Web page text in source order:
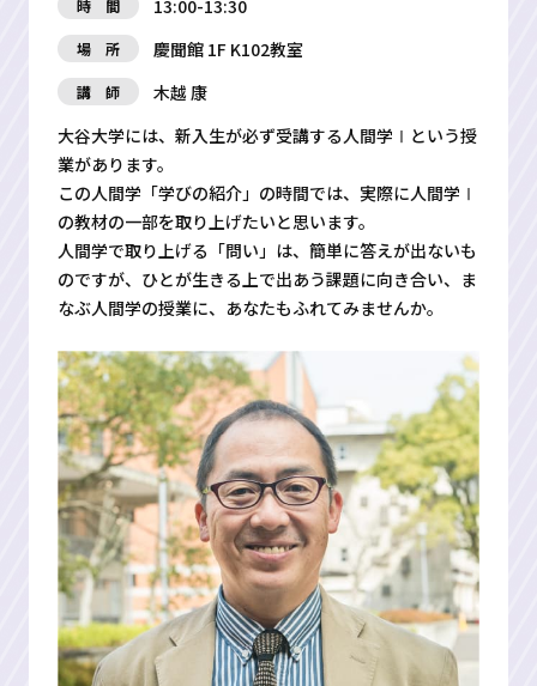
時 間 13:00-13:30
場 所 慶聞館 1F K102教室
講 師
木越 康
大谷大学には、新入生が必ず受講する人間学Ⅰという授
業があります。
この人間学「学びの紹介」の時間では、実際に人間学Ⅰ
の教材の一部を取り上げたいと思います。
人間学で取り上げる「問い」は、簡単に答えが出ないも
のですが、ひとが生きる上で出あう課題に向き合い、ま
なぶ人間学の授業に、あなたもふれてみませんか。